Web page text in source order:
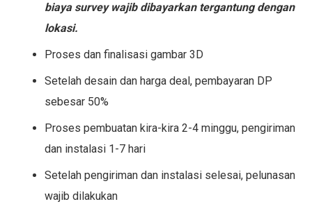
biaya survey wajib dibayarkan tergantung dengan
lokasi.
Proses dan finalisasi gambar 3D
Setelah desain dan harga deal, pembayaran DP
sebesar 50%
Proses pembuatan kira-kira 2-4 minggu, pengiriman
dan instalasi 1-7 hari
Setelah pengiriman dan instalasi selesai, pelunasan
wajib dilakukan